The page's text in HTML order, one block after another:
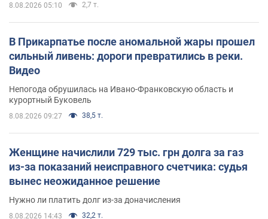
8.08.2026 05:10 2,7 т.
В Прикарпатье после аномальной жары прошел
сильный ливень: дороги превратились в реки.
Видео
Непогода обрушилась на Ивано-Франковскую область и
курортный Буковель
8.08.2026 09:27 38,5 т.
Женщине начислили 729 тыс. грн долга за газ
из-за показаний неисправного счетчика: судья
вынес неожиданное решение
Нужно ли платить долг из-за доначисления
8.08.2026 14:43 32,2 т.